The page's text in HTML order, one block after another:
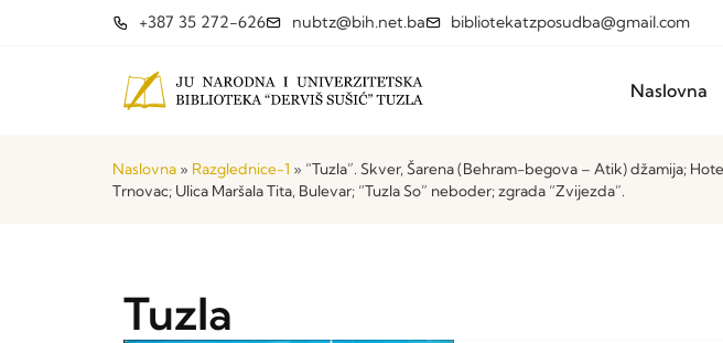
+387 35 272-626 nubtz@bih.net.ba bibliotekatzposudba@gmail.com
Naslovna
Naslovna » Razglednice-1 » “Tuzla”. Skver, Šarena (Behram-begova – Atik) džamija;
Trnovac; Ulica Maršala Tita, Bulevar; “Tuzla So” neboder; zgrada “Zvijezda”.
Tuzla